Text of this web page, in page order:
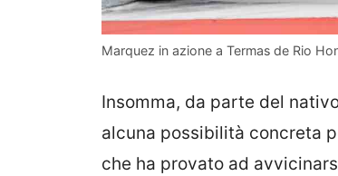
Marquez in azione a Termas de Rio
Insomma, da parte del
alcuna possibilità concreta
che ha provato ad